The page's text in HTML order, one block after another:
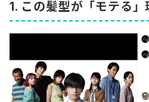
1. この髪型が「モテる」